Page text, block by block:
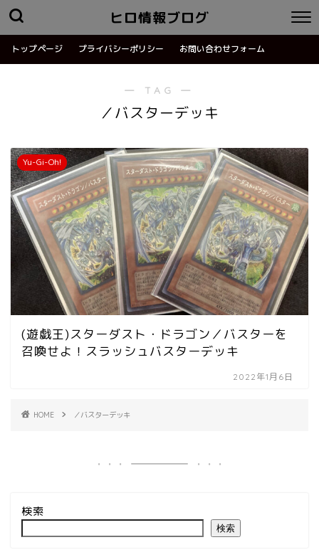
ヒロ情報ブログ
トップページ プライバシーポリシー お問い合わせフォーム
― TAG ―
／バスターデッキ
Yu-Gi-Oh!
(遊戯王)スターダスト・ドラゴン／バスターを
召喚せよ！スラッシュバスターデッキ
2022年1月6日
HOME ／バスターデッキ
検索
検索